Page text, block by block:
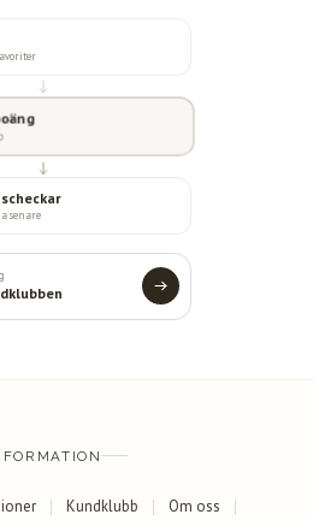
senare
Kundklubb Om oss